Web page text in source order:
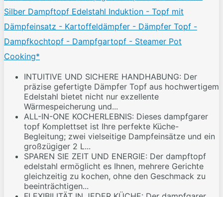
Silber Dampftopf Edelstahl Induktion - Topf mit
Dämpfeinsatz - Kartoffeldämpfer - Dämpfer Topf -
Dampfkochtopf - Dampfgartopf - Steamer Pot
Cooking*
INTUITIVE UND SICHERE HANDHABUNG: Der
präzise gefertigte Dämpfer Topf aus hochwertigem
Edelstahl bietet nicht nur exzellente
Wärmespeicherung und...
ALL-IN-ONE KOCHERLEBNIS: Dieses dampfgarer
topf Komplettset ist Ihre perfekte Küche-
Begleitung; zwei vielseitige Dampfeinsätze und ein
großzügiger 2 L...
SPAREN SIE ZEIT UND ENERGIE: Der dampftopf
edelstahl ermöglicht es Ihnen, mehrere Gerichte
gleichzeitig zu kochen, ohne den Geschmack zu
beeinträchtigen...